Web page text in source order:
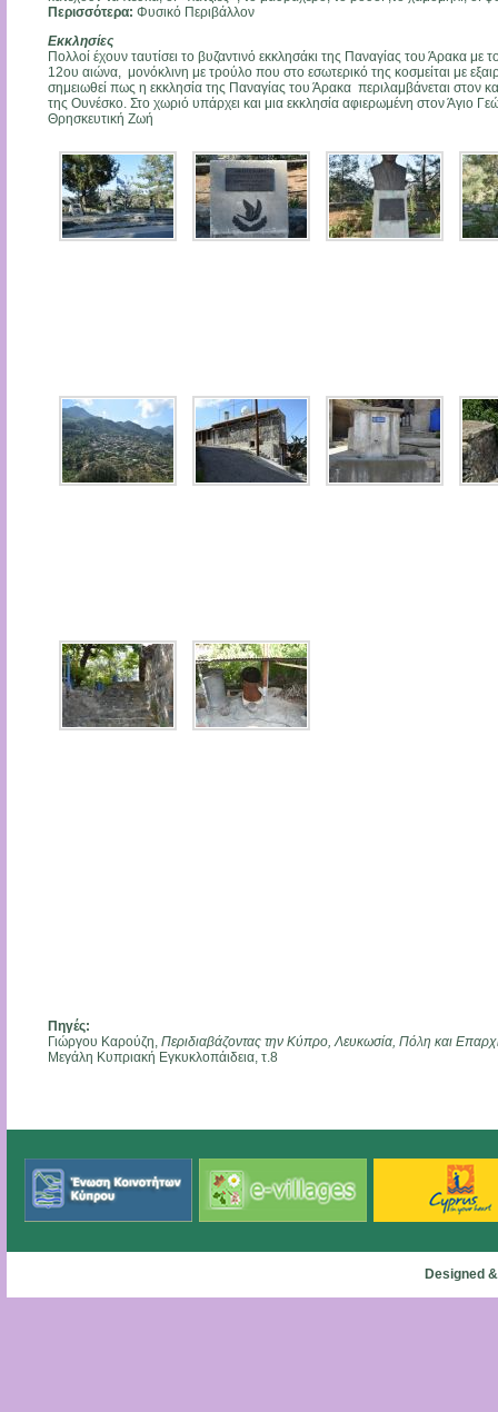
Περισσότερα: Φυσικό Περιβάλλον
Εκκλησίες
Πολλοί έχουν ταυτίσει το βυζαντινό εκκλησάκι της Παναγίας του Άρακα με
12ου αιώνα, μονόκλινη με τρούλο που στο εσωτερικό της κοσμείται με
σημειωθεί πως η εκκλησία της Παναγίας του Άρακα περιλαμβάνεται στον
της Ουνέσκο. Στο χωριό υπάρχει και μια εκκλησία αφιερωμένη στον Άγιο
Θρησκευτική Ζωή
Πηγές:
Γιώργου Καρούζη, Περιδιαβάζοντας την Κύπρο, Λευκωσία, Πόλη και
Μεγάλη Κυπριακή Εγκυκλοπάιδεια, τ.8
Designed